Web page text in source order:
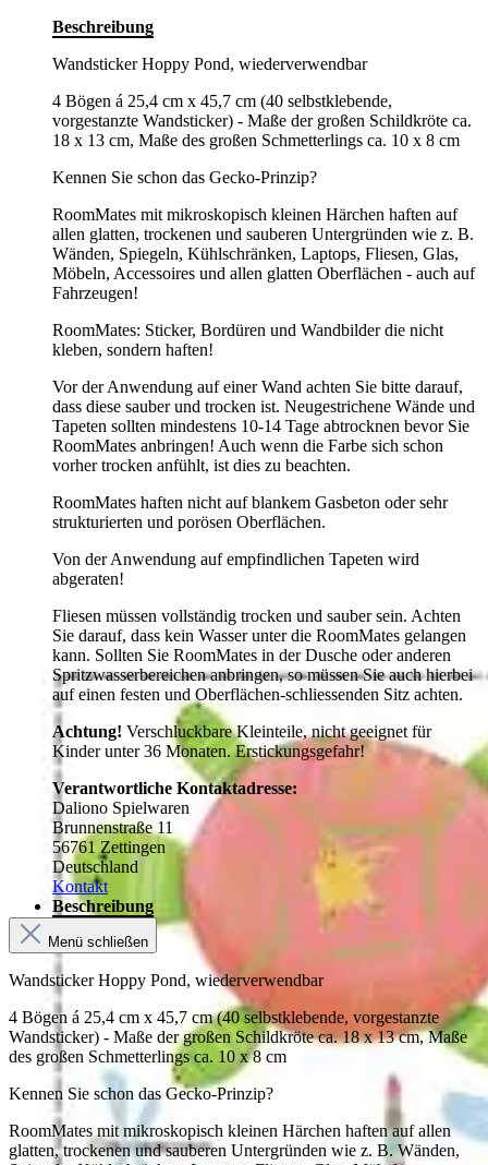
Beschreibung
Wandsticker Hoppy Pond, wiederverwendbar
4 Bögen á 25,4 cm x 45,7 cm (40 selbstklebende,
vorgestanzte Wandsticker) - Maße der großen Schildkröte ca.
18 x 13 cm, Maße des großen Schmetterlings ca. 10 x 8 cm
Kennen Sie schon das Gecko-Prinzip?
RoomMates mit mikroskopisch kleinen Härchen haften auf
allen glatten, trockenen und sauberen Untergründen wie z. B.
Wänden, Spiegeln, Kühlschränken, Laptops, Fliesen, Glas,
Möbeln, Accessoires und allen glatten Oberflächen - auch auf
Fahrzeugen!
RoomMates: Sticker, Bordüren und Wandbilder die nicht
kleben, sondern haften!
Vor der Anwendung auf einer Wand achten Sie bitte darauf,
dass diese sauber und trocken ist. Neugestrichene Wände und
Tapeten sollten mindestens 10-14 Tage abtrocknen bevor Sie
RoomMates anbringen! Auch wenn die Farbe sich schon
vorher trocken anfühlt, ist dies zu beachten.
RoomMates haften nicht auf blankem Gasbeton oder sehr
strukturierten und porösen Oberflächen.
Von der Anwendung auf empfindlichen Tapeten wird
abgeraten!
Fliesen müssen vollständig trocken und sauber sein. Achten
Sie darauf, dass kein Wasser unter die RoomMates gelangen
kann. Sollten Sie RoomMates in der Dusche oder anderen
Spritzwasserbereichen anbringen, so müssen Sie auch hierbei
auf einen festen und Oberflächen-schliessenden Sitz achten.
Achtung! Verschluckbare Kleinteile, nicht geeignet für
Kinder unter 36 Monaten. Erstickungsgefahr!
Verantwortliche Kontaktadresse:
Daliono Spielwaren
Brunnenstraße 11
56761 Zettingen
Deutschland
Kontakt
Beschreibung
Menü schließen
Wandsticker Hoppy Pond, wiederverwendbar
4 Bögen á 25,4 cm x 45,7 cm (40 selbstklebende, vorgestanzte
Wandsticker) - Maße der großen Schildkröte ca. 18 x 13 cm, Maße
des großen Schmetterlings ca. 10 x 8 cm
Kennen Sie schon das Gecko-Prinzip?
RoomMates mit mikroskopisch kleinen Härchen haften auf allen
glatten, trockenen und sauberen Untergründen wie z. B. Wänden,